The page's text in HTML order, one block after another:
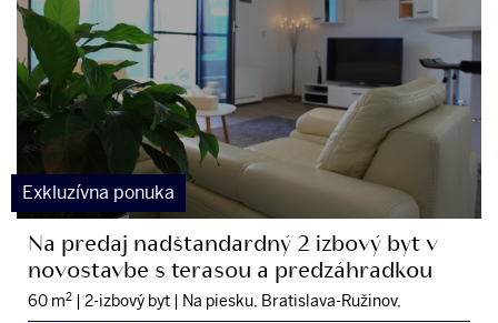
Exkluzívna ponuka
Na predaj nadštandardný 2 izbový byt v
novostavbe s terasou a predzáhradkou
60 m2 2-izbový byt Na piesku, Bratislava-Ružinov,